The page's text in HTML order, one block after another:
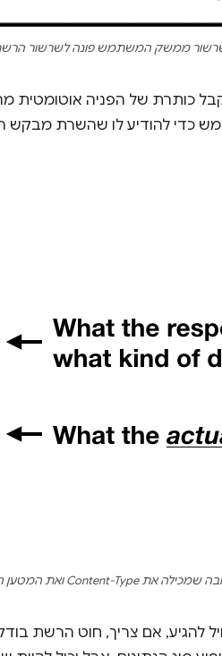
כדי להודיע לו שהשרת מבקש
להגיע, אם צריך, חוט הרשת